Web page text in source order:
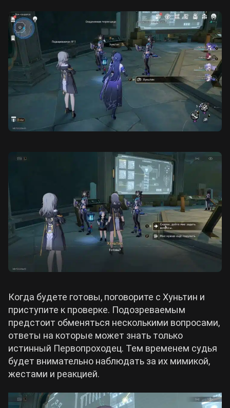
Когда будете готовы, поговорите с Хуньтин и
приступите к проверке. Подозреваемым
предстоит обменяться несколькими вопросами,
ответы на которые может знать только
истинный Первопроходец. Тем временем судья
будет внимательно наблюдать за их мимикой,
жестами и реакцией.